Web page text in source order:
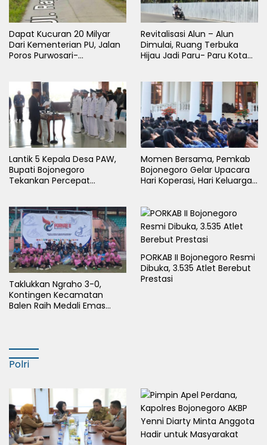
Dapat Kucuran 20 Milyar
Dari Kementerian PU, Jalan
Poros Purwosari-
Revitalisasi Alun – Alun
Dimulai, Ruang Terbuka
Hijau Jadi Paru- Paru Kota
Lantik 5 Kepala Desa PAW,
Bupati Bojonegoro
Tekankan Percepat
Momen Bersama, Pemkab
Bojonegoro Gelar Upacara
Hari Koperasi, Hari Keluarga
Taklukkan Ngraho 3-0,
Kontingen Kecamatan
Balen Raih Medali Emas
PORKAB II Bojonegoro Resmi
Dibuka, 3.535 Atlet Berebut
Prestasi
Polri